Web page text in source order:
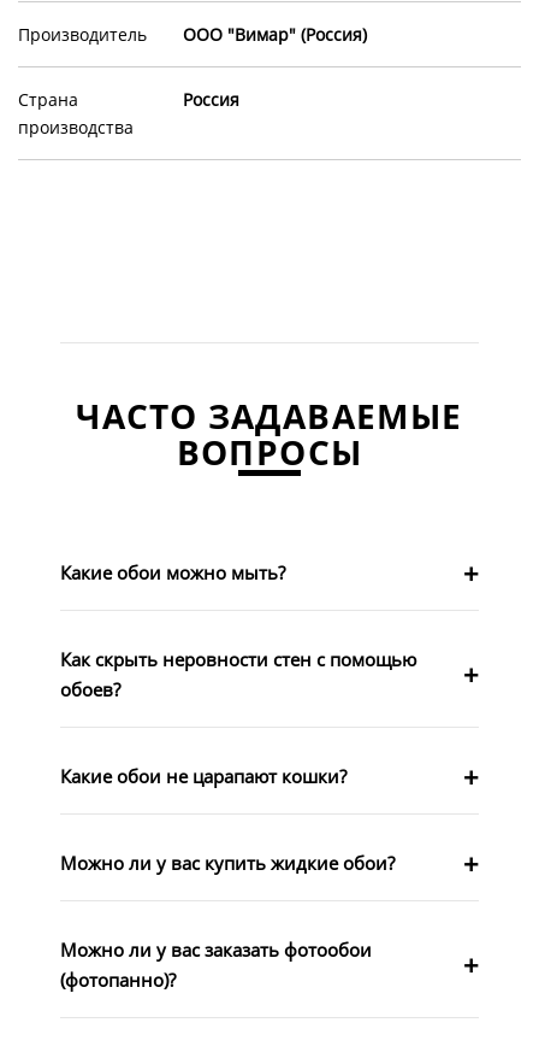
Производитель ООО "Вимар" (Россия)
Страна
производства
Россия
ЧАСТО ЗАДАВАЕМЫЕ
ВОПРОСЫ
Какие обои можно мыть?
Как скрыть неровности стен с помощью
обоев?
Какие обои не царапают кошки?
Можно ли у вас купить жидкие обои?
Можно ли у вас заказать фотообои
(фотопанно)?